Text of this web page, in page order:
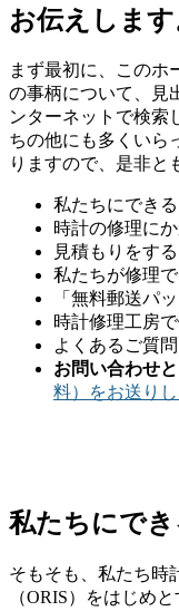
お伝えします
まず最初に、このホ
の事柄について、見
ンターネットで検索
ちの他にも多くいら
りますので、是非と
私たちにできる
時計の修理に
見積もりをす
私たちが修理
「無料郵送パ
時計修理工房
よくあるご質問
お問い合わせと
料）をお送りし
私たちにでき
そもそも、私たち時
（ORIS）をはじめ